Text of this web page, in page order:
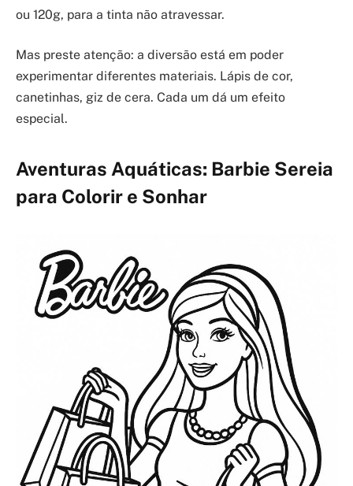
ou 120g, para a tinta não atravessar.
Mas preste atenção: a diversão está em poder
experimentar diferentes materiais. Lápis de cor,
canetinhas, giz de cera. Cada um dá um efeito
especial.
Aventuras Aquáticas: Barbie Sereia
para Colorir e Sonhar